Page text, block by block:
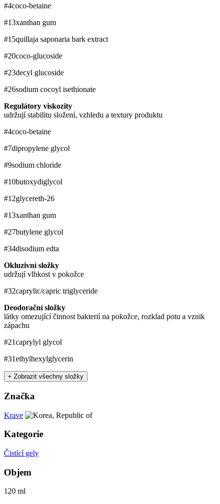
#4coco-betaine
#13xanthan gum
#15quillaja saponaria bark extract
#20coco-glucoside
#23decyl glucoside
#26sodium cocoyl isethionate
Regulátory viskozity
udržují stabilitu složení, vzhledu a textury produktu
#4coco-betaine
#7dipropylene glycol
#9sodium chloride
#10butoxydiglycol
#12glycereth-26
#13xanthan gum
#27butylene glycol
#34disodium edta
Okluzivní složky
udržují vlhkost v pokožce
#32caprylic/​capric triglyceride
Deodorační složky
látky omezující činnost bakterií na pokožce, rozklad potu a vznik
zápachu
#21caprylyl glycol
#31ethylhexylglycerin
+ Zobrazit všechny složky
Značka
Krave
Kategorie
Čistící gely
Objem
120 ml